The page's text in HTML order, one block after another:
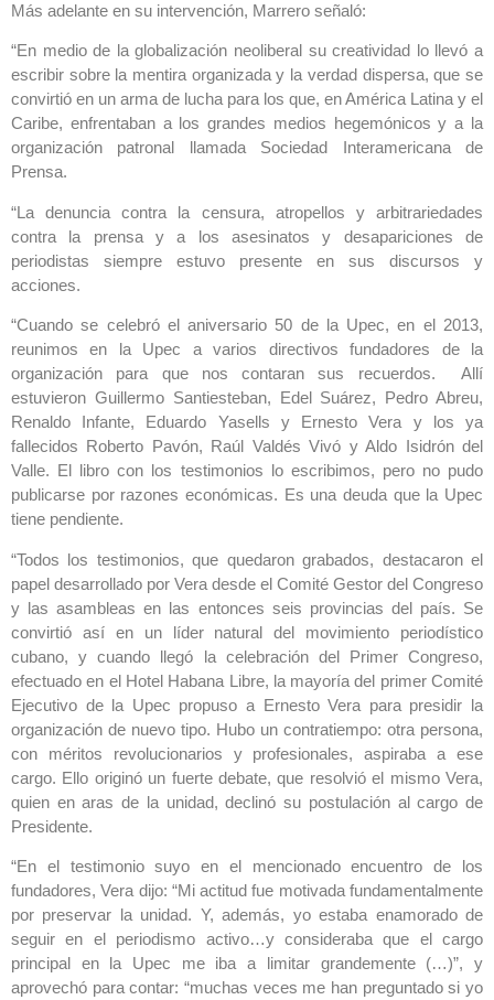
Más adelante en su intervención, Marrero señaló:
“En medio de la globalización neoliberal su creatividad lo llevó a
escribir sobre la mentira organizada y la verdad dispersa, que se
convirtió en un arma de lucha para los que, en América Latina y el
Caribe, enfrentaban a los grandes medios hegemónicos y a la
organización patronal llamada Sociedad Interamericana de
Prensa.
“La denuncia contra la censura, atropellos y arbitrariedades
contra la prensa y a los asesinatos y desapariciones de
periodistas siempre estuvo presente en sus discursos y
acciones.
“Cuando se celebró el aniversario 50 de la Upec, en el 2013,
reunimos en la Upec a varios directivos fundadores de la
organización para que nos contaran sus recuerdos. Allí
estuvieron Guillermo Santiesteban, Edel Suárez, Pedro Abreu,
Renaldo Infante, Eduardo Yasells y Ernesto Vera y los ya
fallecidos Roberto Pavón, Raúl Valdés Vivó y Aldo Isidrón del
Valle. El libro con los testimonios lo escribimos, pero no pudo
publicarse por razones económicas. Es una deuda que la Upec
tiene pendiente.
“Todos los testimonios, que quedaron grabados, destacaron el
papel desarrollado por Vera desde el Comité Gestor del Congreso
y las asambleas en las entonces seis provincias del país. Se
convirtió así en un líder natural del movimiento periodístico
cubano, y cuando llegó la celebración del Primer Congreso,
efectuado en el Hotel Habana Libre, la mayoría del primer Comité
Ejecutivo de la Upec propuso a Ernesto Vera para presidir la
organización de nuevo tipo. Hubo un contratiempo: otra persona,
con méritos revolucionarios y profesionales, aspiraba a ese
cargo. Ello originó un fuerte debate, que resolvió el mismo Vera,
quien en aras de la unidad, declinó su postulación al cargo de
Presidente.
“En el testimonio suyo en el mencionado encuentro de los
fundadores, Vera dijo: “Mi actitud fue motivada fundamentalmente
por preservar la unidad. Y, además, yo estaba enamorado de
seguir en el periodismo activo…y consideraba que el cargo
principal en la Upec me iba a limitar grandemente (…)”, y
aprovechó para contar: “muchas veces me han preguntado si yo